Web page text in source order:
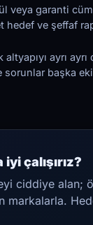
veya garanti
hedef ve şeffaf
ayrı
sorunlar başka
çalışırız?
ciddiye alan;
markalarla.